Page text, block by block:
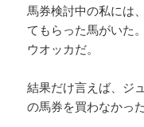
馬券検討中の私には
てもらった馬がいた。
ウオッカだ。
結果だけ言えば、ジ
の馬券を買わなかった